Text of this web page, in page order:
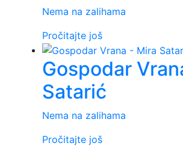
Nema na zalihama
Pročitajte još
Gospodar
Satarić
Nema na zalihama
Pročitajte još